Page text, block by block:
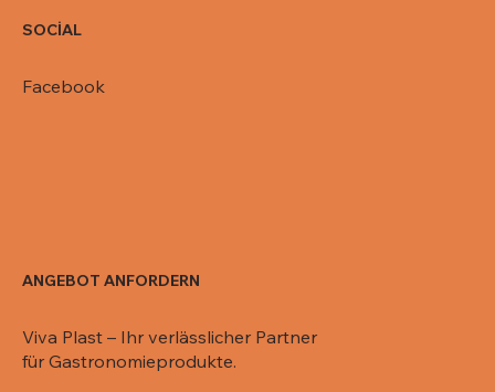
SOCİAL
Facebook
ANGEBOT ANFORDERN
Viva Plast – Ihr verlässlicher Partner
für Gastronomieprodukte.